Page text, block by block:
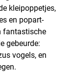
kleipoppetjes,
en popart-
fantastische
gebeurde:
vogels, en